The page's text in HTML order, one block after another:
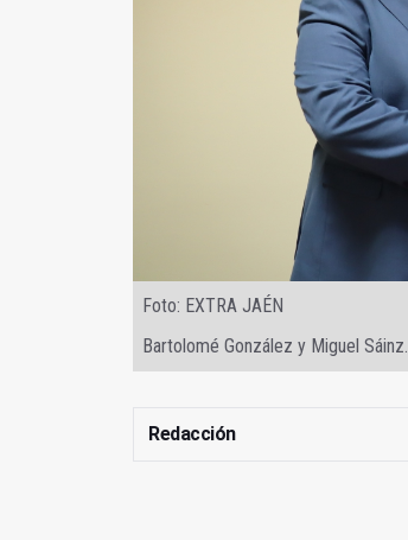
Foto: EXTRA JAÉN
Bartolomé González y Miguel Sáinz.
Redacción